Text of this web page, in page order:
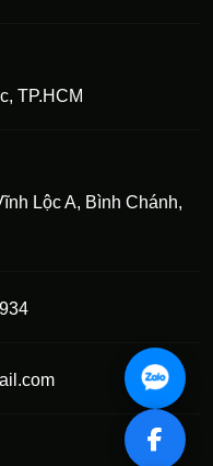
TP.HCM
Lộc A, Bình Chánh,